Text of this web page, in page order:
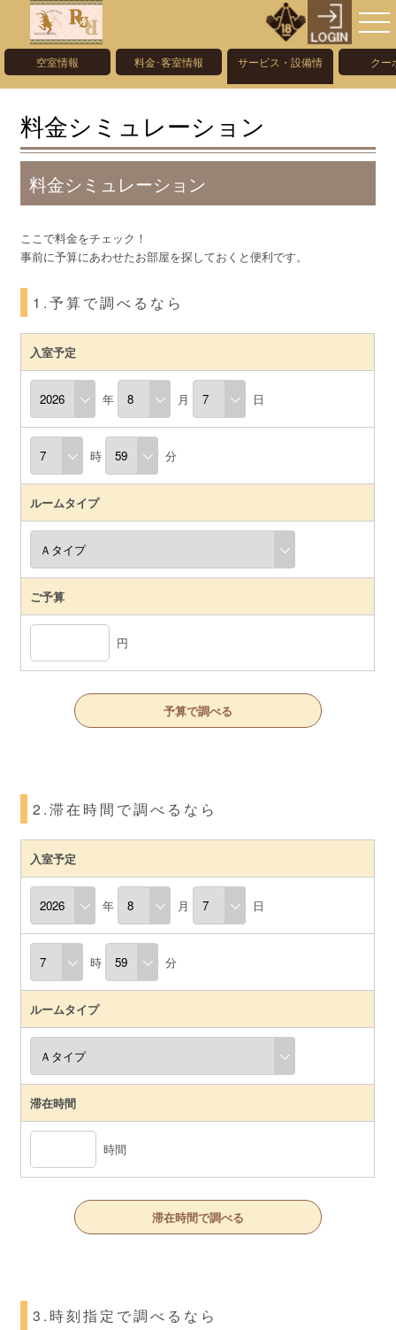
空室情報 料金･客室情報
サービス・設備情
報
クー
料金シミュレーション
料金シミュレーション
ここで料金をチェック！
事前に予算にあわせたお部屋を探しておくと便利です。
1.予算で調べるなら
入室予定
年 月 日
時 分
ルームタイプ
ご予算
円
予算で調べる
2.滞在時間で調べるなら
入室予定
年 月 日
時 分
ルームタイプ
滞在時間
時間
滞在時間で調べる
3.時刻指定で調べるなら